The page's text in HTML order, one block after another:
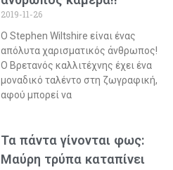
2019-11-26
Ο Stephen Wiltshire είναι ένας
απόλυτα χαρισματικός άνθρωπος!
Ο Βρετανός καλλιτέχνης έχει ένα
μοναδικό ταλέντο στη ζωγραφική,
αφού μπορεί να
Τα πάντα γίνονται φως:
Μαύρη τρύπα καταπίνει